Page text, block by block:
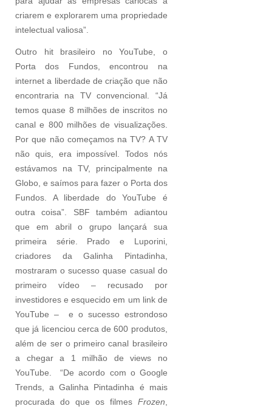
criarem e explorarem uma propriedade
intelectual valiosa”.
Outro hit brasileiro no YouTube, o
Porta dos Fundos, encontrou na
internet a liberdade de criação que não
encontraria na TV convencional. “Já
temos quase 8 milhões de inscritos no
canal e 800 milhões de visualizações.
Por que não começamos na TV? A TV
não quis, era impossível. Todos nós
estávamos na TV, principalmente na
Globo, e saímos para fazer o Porta dos
Fundos. A liberdade do YouTube é
outra coisa”. SBF também adiantou
que em abril o grupo lançará sua
primeira série. Prado e Luporini,
criadores da Galinha Pintadinha,
mostraram o sucesso quase casual do
primeiro vídeo – recusado por
investidores e esquecido em um link de
YouTube – e o sucesso estrondoso
que já licenciou cerca de 600 produtos,
além de ser o primeiro canal brasileiro
a chegar a 1 milhão de views no
YouTube. “De acordo com o Google
Trends, a Galinha Pintadinha é mais
procurada do que os filmes Frozen